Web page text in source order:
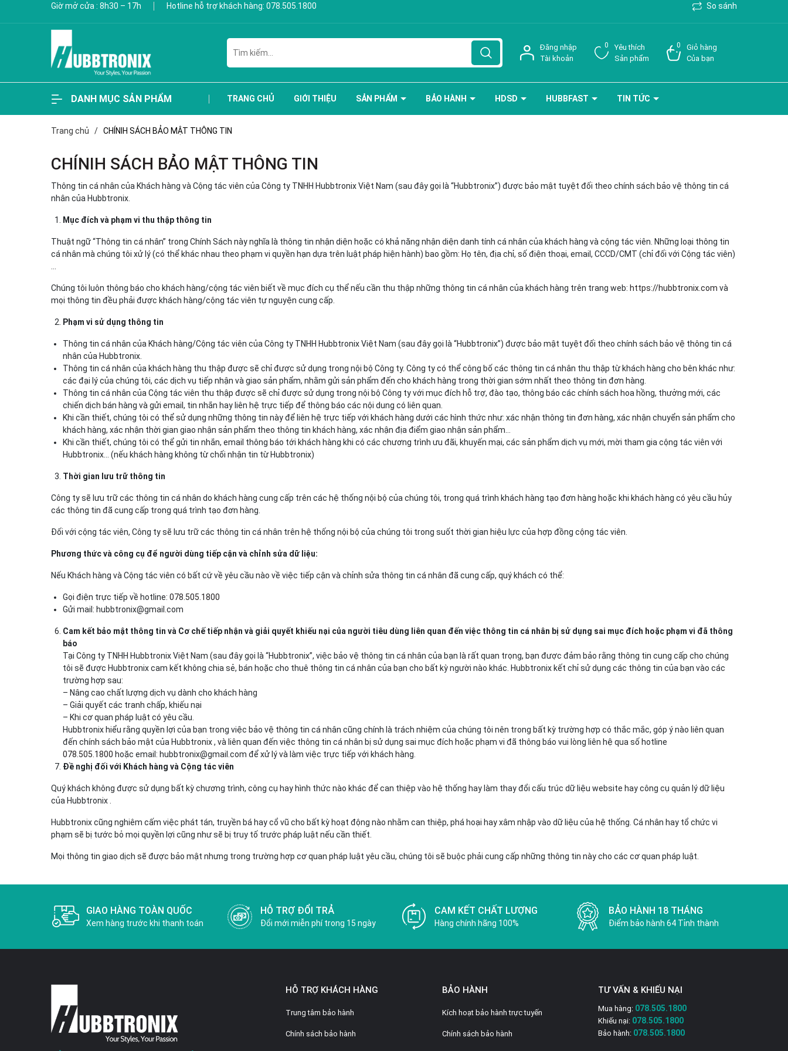
Giờ mở cửa : 8h30 – 17h Hotline hỗ trợ khách hàng: 078.505.1800 So sánh
Đăng nhập
Tài khoản
0
Yêu thích
Sản phẩm
0
Giỏ hàng
Của bạn
DANH MỤC SẢN PHẨM TRANG CHỦ GIỚI THIỆU SẢN PHẨM BẢO HÀNH HDSD HUBBFAST TIN TỨC
Trang chủ / CHÍNIH SÁCH BẢO MẬT THÔNG TIN
CHÍNIH SÁCH BẢO MẬT THÔNG TIN
Thông tin cá nhân của Khách hàng và Cộng tác viên của Công ty TNHH Hubbtronix Việt Nam (sau đây gọi là “Hubbtronix”) được bảo mật tuyệt đối theo chính sách bảo vệ thông tin cá
nhân của Hubbtronix.
Mục đích và phạm vi thu thập thông tin
Thuật ngữ “Thông tin cá nhân” trong Chính Sách này nghĩa là thông tin nhận diện hoặc có khả năng nhận diện danh tính cá nhân của khách hàng và cộng tác viên. Những loại thông tin
cá nhân mà chúng tôi xử lý (có thể khác nhau theo phạm vi quyền hạn dựa trên luật pháp hiện hành) bao gồm: Họ tên, địa chỉ, số điện thoại, email, CCCD/CMT (chỉ đối với Cộng tác viên)
Chúng tôi luôn thông báo cho khách hàng/cộng tác viên biết về mục đích cụ thể nếu cần thu thập những thông tin cá nhân của khách hàng trên trang web: https://hubbtronix.com và
mọi thông tin đều phải được khách hàng/cộng tác viên tự nguyện cung cấp.
Phạm vi sử dụng thông tin
Thông tin cá nhân của Khách hàng/Cộng tác viên của Công ty TNHH Hubbtronix Việt Nam (sau đây gọi là “Hubbtronix”) được bảo mật tuyệt đối theo chính sách bảo vệ thông tin cá
nhân của Hubbtronix.
Thông tin cá nhân của khách hàng thu thập được sẽ chỉ được sử dụng trong nội bộ Công ty. Công ty có thể công bố các thông tin cá nhân thu thập từ khách hàng cho bên khác như:
các đại lý của chúng tôi, các dịch vụ tiếp nhận và giao sản phẩm, nhằm gửi sản phẩm đến cho khách hàng trong thời gian sớm nhất theo thông tin đơn hàng.
Thông tin cá nhân của Cộng tác viên thu thập được sẽ chỉ được sử dụng trong nội bộ Công ty với mục đích hỗ trợ, đào tạo, thông báo các chính sách hoa hồng, thưởng mới, các
chiến dịch bán hàng và gửi email, tin nhắn hay liên hệ trực tiếp để thông báo các nội dung có liên quan.
Khi cần thiết, chúng tôi có thể sử dụng những thông tin này để liên hệ trực tiếp với khách hàng dưới các hình thức như: xác nhận thông tin đơn hàng, xác nhận chuyển sản phẩm cho
khách hàng, xác nhận thời gian giao nhận sản phẩm theo thông tin khách hàng, xác nhận địa điểm giao nhận sản phẩm…
Khi cần thiết, chúng tôi có thể gửi tin nhắn, email thông báo tới khách hàng khi có các chương trình ưu đãi, khuyến mại, các sản phẩm dịch vụ mới, mời tham gia cộng tác viên với
Hubbtronix… (nếu khách hàng không từ chối nhận tin từ Hubbtronix)
Thời gian lưu trữ thông tin
Công ty sẽ lưu trữ các thông tin cá nhân do khách hàng cung cấp trên các hệ thống nội bộ của chúng tôi, trong quá trình khách hàng tạo đơn hàng hoặc khi khách hàng có yêu cầu hủy
các thông tin đã cung cấp trong quá trình tạo đơn hàng.
Đối với cộng tác viên, Công ty sẽ lưu trữ các thông tin cá nhân trên hệ thống nội bộ của chúng tôi trong suốt thời gian hiệu lực của hợp đồng cộng tác viên.
Phương thức và công cụ để người dùng tiếp cận và chỉnh sửa dữ liệu:
Nếu Khách hàng và Cộng tác viên có bất cứ về yêu cầu nào về việc tiếp cận và chỉnh sửa thông tin cá nhân đã cung cấp, quý khách có thể:
Gọi điện trực tiếp về hotline: 078.505.1800
Gửi mail: hubbtronix@gmail.com
Cam kết bảo mật thông tin và Cơ chế tiếp nhận và giải quyết khiếu nại của người tiêu dùng liên quan đến việc thông tin cá nhân bị sử dụng sai mục đích hoặc phạm vi đã thông
báo
Tại Công ty TNHH Hubbtronix Việt Nam (sau đây gọi là “Hubbtronix”, việc bảo vệ thông tin cá nhân của bạn là rất quan trọng, bạn được đảm bảo rằng thông tin cung cấp cho chúng
tôi sẽ được Hubbtronix cam kết không chia sẻ, bán hoặc cho thuê thông tin cá nhân của bạn cho bất kỳ người nào khác. Hubbtronix kết chỉ sử dụng các thông tin của bạn vào các
trường hợp sau:
– Nâng cao chất lượng dịch vụ dành cho khách hàng
– Giải quyết các tranh chấp, khiếu nại
– Khi cơ quan pháp luật có yêu cầu.
Hubbtronix hiểu rằng quyền lợi của bạn trong việc bảo vệ thông tin cá nhân cũng chính là trách nhiệm của chúng tôi nên trong bất kỳ trường hợp có thắc mắc, góp ý nào liên quan
đến chính sách bảo mật của Hubbtronix , và liên quan đến việc thông tin cá nhân bị sử dụng sai mục đích hoặc phạm vi đã thông báo vui lòng liên hệ qua số hotline
078.505.1800 hoặc email: hubbtronix@gmail.com để xử lý và làm việc trực tiếp với khách hàng.
Đề nghị đối với Khách hàng và Cộng tác viên
Quý khách không được sử dụng bất kỳ chương trình, công cụ hay hình thức nào khác để can thiệp vào hệ thống hay làm thay đổi cấu trúc dữ liệu website hay công cụ quản lý dữ liệu
của Hubbtronix .
Hubbtronix cũng nghiêm cấm việc phát tán, truyền bá hay cổ vũ cho bất kỳ hoạt động nào nhằm can thiệp, phá hoại hay xâm nhập vào dữ liệu của hệ thống. Cá nhân hay tổ chức vi
phạm sẽ bị tước bỏ mọi quyền lợi cũng như sẽ bị truy tố trước pháp luật nếu cần thiết.
Mọi thông tin giao dịch sẽ được bảo mật nhưng trong trường hợp cơ quan pháp luật yêu cầu, chúng tôi sẽ buộc phải cung cấp những thông tin này cho các cơ quan pháp luật.
GIAO HÀNG TOÀN QUỐC
Xem hàng trước khi thanh toán
HỖ TRỢ ĐỔI TRẢ
Đổi mới miễn phí trong 15 ngày
CAM KẾT CHẤT LƯỢNG
Hàng chính hãng 100%
BẢO HÀNH 18 THÁNG
Điểm bảo hành 64 Tỉnh thành
HỖ TRỢ KHÁCH HÀNG
Trung tâm bảo hành
Chính sách bảo hành
BẢO HÀNH
Kích hoạt bảo hành trực tuyến
Chính sách bảo hành
TƯ VẤN & KHIẾU NẠI
Mua hàng: 078.505.1800
Khiếu nại: 078.505.1800
Bảo hành: 078.505.1800